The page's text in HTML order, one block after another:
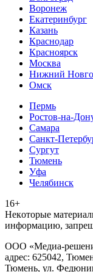
Воронеж
Екатеринбург
Казань
Краснодар
Красноярск
Москва
Нижний
Омск
Пермь
Ростов-на-
Самара
Санкт-
Сургут
Тюмень
Уфа
Челябинск
16+
Heкoтopыe
инфopмaцию,
ООО «Медиа-
адрес: 625042,
Тюмень, ул.